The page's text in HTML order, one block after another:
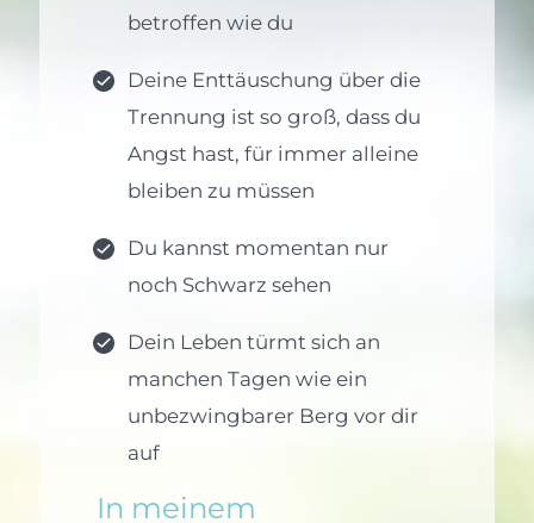
betroffen wie du
Deine Enttäuschung über die
Trennung ist so groß, dass du
Angst hast, für immer alleine
bleiben zu müssen
Du kannst momentan nur
noch Schwarz sehen
Dein Leben türmt sich an
manchen Tagen wie ein
unbezwingbarer Berg vor dir
auf
In meinem